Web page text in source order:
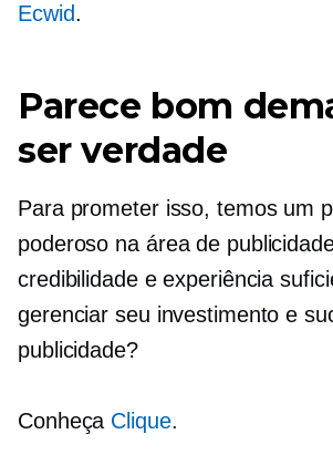
Ecwid.
Parece bom
ser verdade
Para prometer isso, temos um
poderoso na área de
credibilidade e experiência
gerenciar seu investimento e
publicidade?
Conheça Clique.